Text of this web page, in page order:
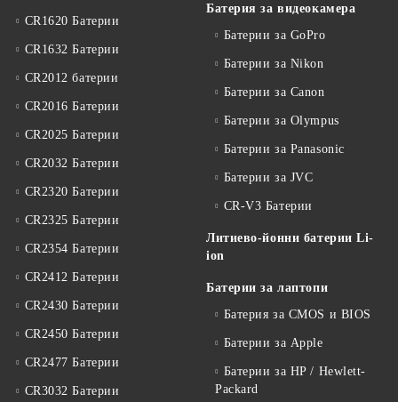
CR1620 Батерии
CR1632 Батерии
CR2012 батерии
CR2016 Батерии
CR2025 Батерии
CR2032 Батерии
CR2320 Батерии
CR2325 Батерии
CR2354 Батерии
CR2412 Батерии
CR2430 Батерии
CR2450 Батерии
CR2477 Батерии
CR3032 Батерии
Батерия за видеокамера
Батерии за GoPro
Батерии за Nikon
Батерии за Canon
Батерии за Olympus
Батерии за Panasonic
Батерии за JVC
CR-V3 Батерии
Литиево-йонни батерии Li-
ion
Батерии за лаптопи
Батерия за CMOS и BIOS
Батерии за Apple
Батерии за HP / Hewlett-
Packard